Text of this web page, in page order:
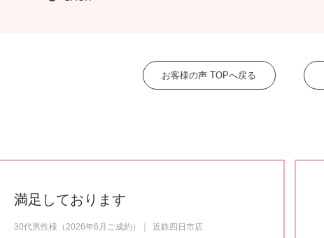
お客様の声 TOPへ戻る
満足しております
30代男性様（2026年6月ご成約） 近鉄四日市店